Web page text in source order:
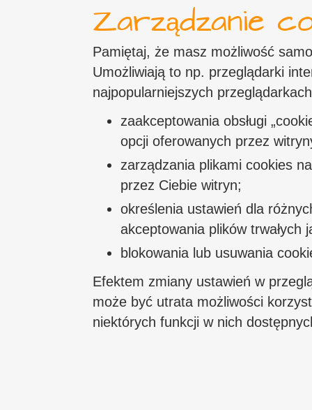
Zarządzanie
Pamiętaj, że masz możliwość
Umożliwiają to np. przeglądarki
najpopularniejszych
zaakceptowania obsługi
opcji oferowanych przez
zarządzania plikami cookies
przez Ciebie witryn;
określenia ustawień dla
akceptowania plików trwałych
blokowania lub usuwania
Efektem zmiany ustawień w
może być utrata możliwości
niektórych funkcji w nich